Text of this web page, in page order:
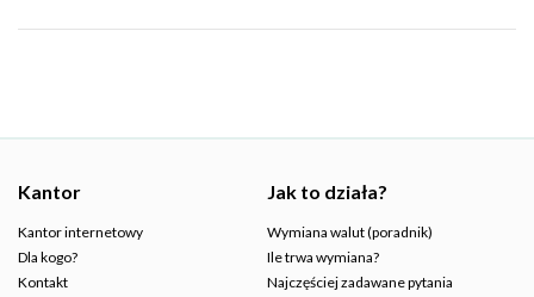
Kantor
Kantor internetowy
Dla kogo?
Kontakt
Jak to działa?
Wymiana walut (poradnik)
Ile trwa wymiana?
Najczęściej zadawane pytania